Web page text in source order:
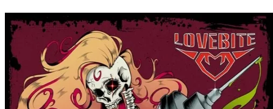
Pagina externă
Pagina externă
Pagina externă
L
Lovebite
Videoclipuri